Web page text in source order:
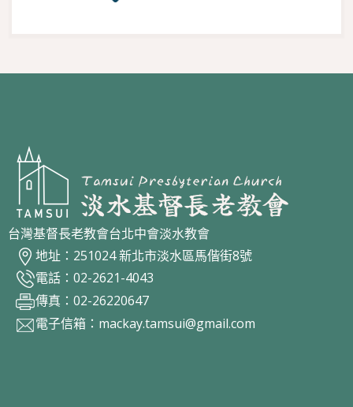
台灣基督長老教會台北中會淡水教會
地址：251024 新北市淡水區馬偕街8號
電話：02-2621-4043
傳真：02-26220647
電子信箱： mackay.tamsui@gmail.com